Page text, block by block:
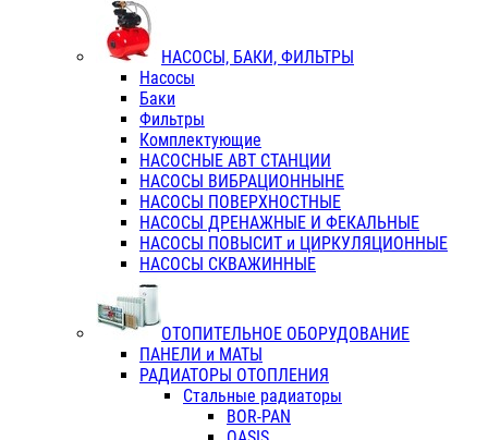
НАСОСЫ, БАКИ, ФИЛЬТРЫ
Насосы
Баки
Фильтры
Комплектующие
НАСОСНЫЕ АВТ СТАНЦИИ
НАСОСЫ ВИБРАЦИОННЫНЕ
НАСОСЫ ПОВЕРХНОСТНЫЕ
НАСОСЫ ДРЕНАЖНЫЕ И ФЕКАЛЬНЫЕ
НАСОСЫ ПОВЫСИТ и ЦИРКУЛЯЦИОННЫЕ
НАСОСЫ СКВАЖИННЫЕ
ОТОПИТЕЛЬНОЕ ОБОРУДОВАНИЕ
ПАНЕЛИ и МАТЫ
РАДИАТОРЫ ОТОПЛЕНИЯ
Стальные радиаторы
BOR-PAN